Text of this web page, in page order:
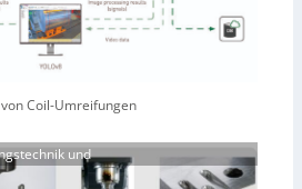
Coil-Umreifungen
und